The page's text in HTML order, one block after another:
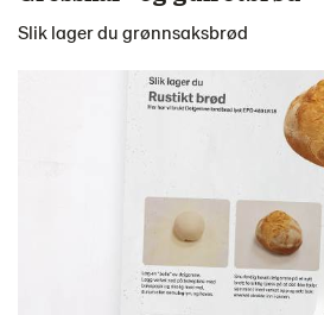
Slik lager du grønnsaksbrød